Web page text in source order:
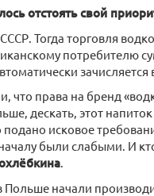
отстоять свой
Тогда торговля
потребителю
зачисляется
что права на бренд
дескать, этот напиток
подано исковое
были слабыми. И
.
Польше начали